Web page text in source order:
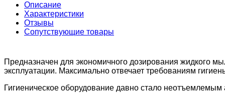
Описание
Характеристики
Отзывы
Сопутствующие товары
Предназначен для экономичного дозирования жидкого
эксплуатации. Максимально отвечает требованиям
Гигиеническое оборудование давно стало